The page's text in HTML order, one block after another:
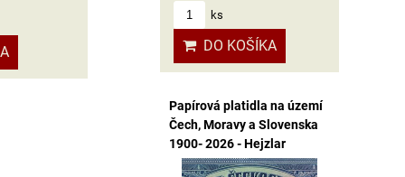
ks
DO KOŠÍKA
Papírová platidla na území
Čech, Moravy a Slovenska
1900- 2026 - Hejzlar